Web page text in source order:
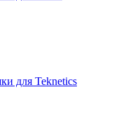
для Teknetics